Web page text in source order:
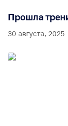
Прошла
30 августа, 2025